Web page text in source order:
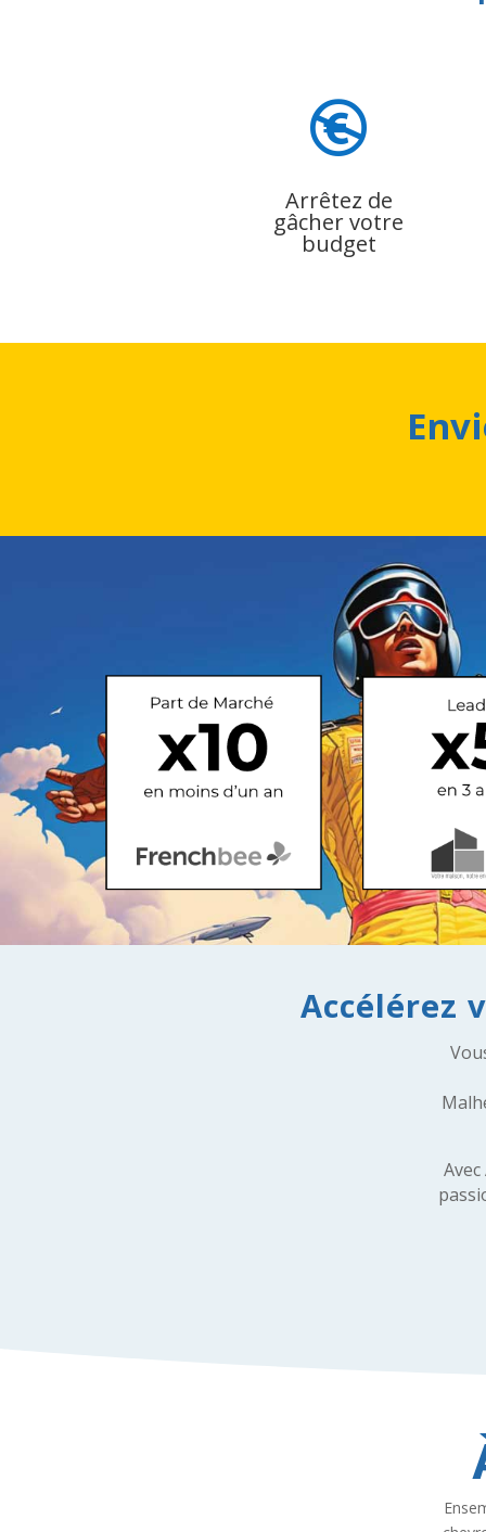

Arrêtez de
gâcher votre
budget
Accélérez